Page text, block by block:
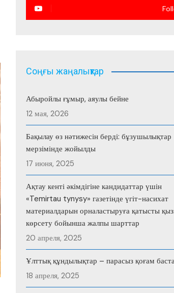
Соңғы жаңалықтар
Абыройлы ғұмыр, аяулы бейне
12 мая, 2026
Бақылау өз нәтижесін берді: бұзушылықтар
мерзімінде жойылды
17 июня, 2025
Ақтау кенті әкімдігіне кандидаттар үшін
«Temirtau tynysy» газетінде үгіт-насихат
материалдарын орналастыруға қатысты
көрсету бойынша жалпы шарттар
20 апреля, 2025
Ұлттық құндылықтар – парасыз қоғам
18 апреля, 2025